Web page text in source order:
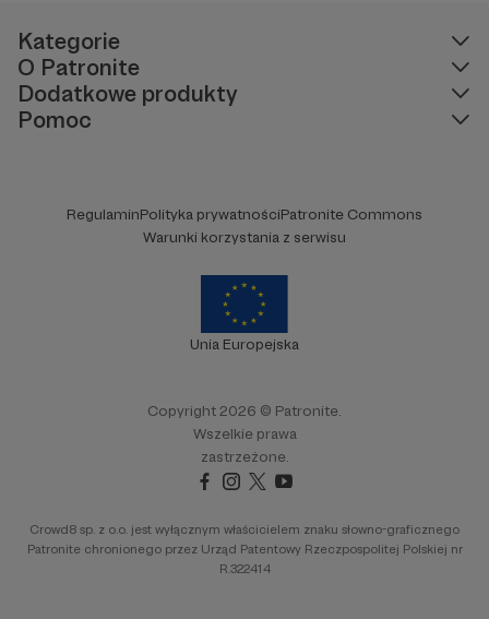
Kategorie
O Patronite
Dodatkowe produkty
Pomoc
RegulaminPolityka prywatnościPatronite Commons
Warunki korzystania z serwisu
Unia Europejska
Copyright 2026 © Patronite.
Wszelkie prawa
zastrzeżone.
Crowd8 sp. z o.o. jest wyłącznym właścicielem znaku słowno-graficznego
Patronite chronionego przez Urząd Patentowy Rzeczpospolitej Polskiej nr
R.322414